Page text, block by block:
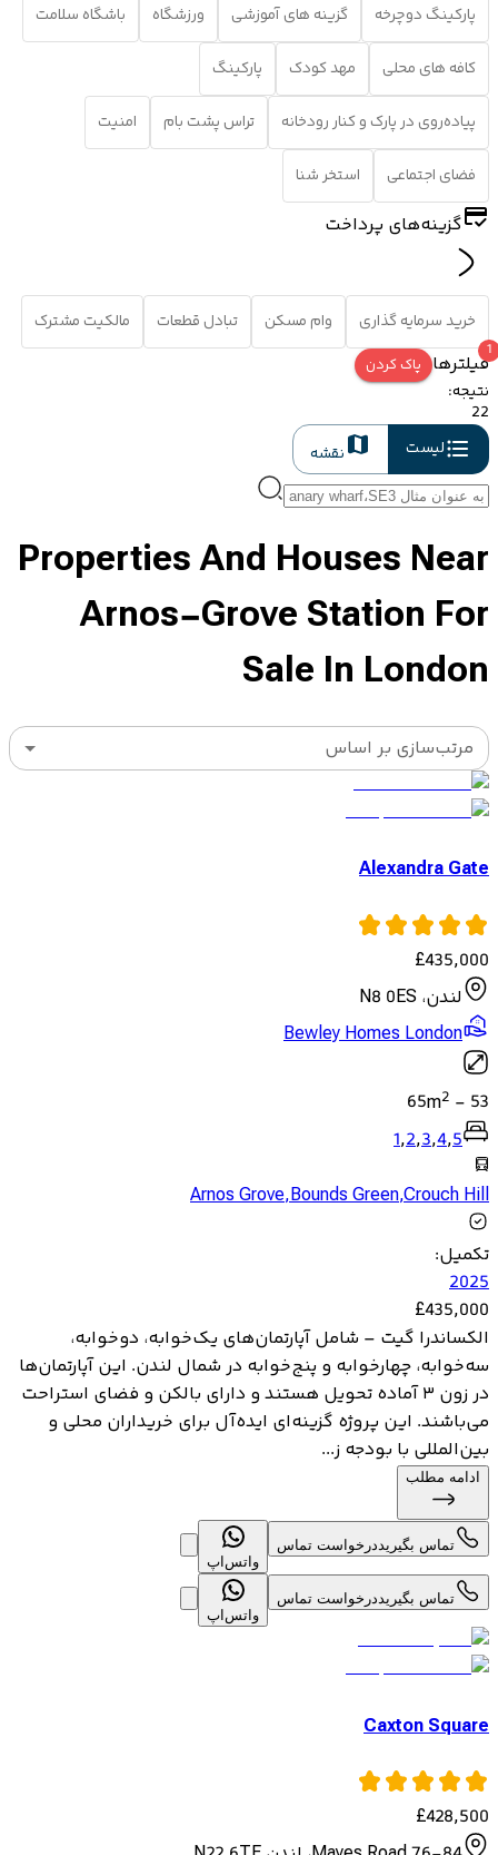
پارکینگ دوچرخه گزینه های آموزشی ورزشگاه باشگاه سلامت
کافه های محلی مهد کودک پارکینگ
پیاده‌روی در پارک و کنار رودخانه تراس پشت بام امنیت
فضای اجتماعی استخر شنا
گزینه‌های پرداخت
خرید سرمایه گذاری وام مسکن تبادل قطعات مالکیت مشترک
فیلترها
1
پاک کردن
نتیجه:
22
لیست
نقشه
Properties And Houses Near
Arnos-Grove Station For
Sale In London
مرتب‌سازی بر اساس
Alexandra Gate
£435,000
لندن، N8 0ES
Bewley Homes London
53
-
65m2
1,2,3,4,5
Arnos Grove,Bounds Green,Crouch Hill
تکمیل:
2025
£435,000
الکساندرا گیت – شامل آپارتمان‌های یک‌خوابه، دوخوابه،
سه‌خوابه، چهارخوابه و پنج‌خوابه در شمال لندن. این آپارتمان‌ها
در زون ۳ آماده تحویل هستند و دارای بالکن و فضای استراحت
می‌باشند. این پروژه گزینه‌ای ایده‌آل برای خریداران محلی و
بین‌المللی با بودجه ز...
ادامه مطلب
تماس بگیرید درخواست تماس
واتس‌اپ
تماس بگیرید درخواست تماس
واتس‌اپ
Caxton Square
£428,500